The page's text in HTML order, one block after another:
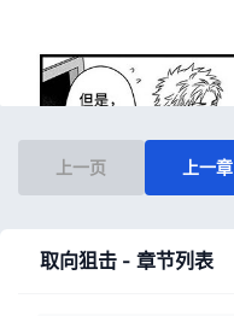
上一页 上一章
取向狙击 - 章节列表